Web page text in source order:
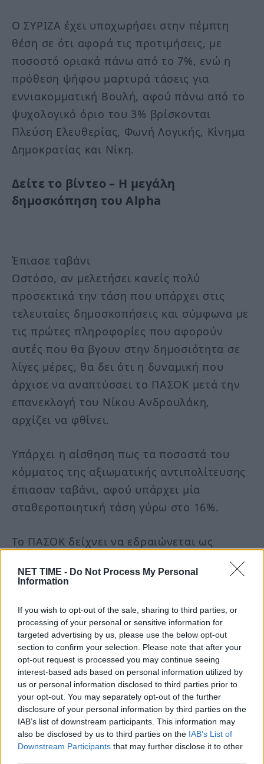
NET TIME - Do Not Process My Personal
Information
If you wish to opt-out of the sale, sharing to third parties, or
processing of your personal or sensitive information for
targeted advertising by us, please use the below opt-out
section to confirm your selection. Please note that after your
opt-out request is processed you may continue seeing
interest-based ads based on personal information utilized by
us or personal information disclosed to third parties prior to
your opt-out. You may separately opt-out of the further
disclosure of your personal information by third parties on the
IAB’s list of downstream participants. This information may
also be disclosed by us to third parties on the IAB’s List of
Downstream Participants that may further disclose it to other
Ο ΣΥΡΙΖΑ έχει υποχωρήσει στην πέμπτη
θέση σε ότι αφορά τις προτιμήσεις, με
ποσοστό οριακά πάνω από το 7%, ενώ η
πρόθεση ψήφου μαρτυρά τάσεις για
εννιακομματική Βουλή, αφού πάνω από το
ψυχολογικό όριο του 3% βρίσκονται
Πλεύση Ελευθερίας, Φωνή Λογικής, Κίνημα
Δημοκρατίας και Νίκη.
Δείτε το βίντεο – Η μεγάλη
δημοσκόπηση του Alpha
Έπιασε ταβάνι
Ωστόσο, αν μελετήσει κανείς πολύ
προσεκτικά την τάση που υπάρχει στις
τελευταίες δημοσκοπήσεις και σύμφωνα με
τις πρώτες πληροφορίες που αφορούν
αυτές που θα βγουν στην δημοσιότητα σε
λίγες μέρες, θα δει ότι η δυναμική που
άρχισε να αναπτύσσει το ΠΑΣΟΚ μετά την
επανεκλογή του Νίκου Ανδρουλάκη,
αρχίζει να φθίνει.
Υπάρχει η αίσθηση πως τα ποσοστά του
κόμματος της αξιωματικής αντιπολίτευσης
έπιασαν ταβάνι, αφού υπάρχει μία
σταθεροποιητική τάση γύρω στο 16%.
Το ΠΑΣΟΚ δείχνει να εδραιώνεται ως
ωστόσο προς το παρόν δεν δείχνει πως
Δεν απειλείται…
Η διαφορά από την Νέα Δημοκρατία
εξακολουθεί να βρίσκεται άνω των 8
ποσοστιαίων μονάδων, κάτι που σημαίνει
ότι προς το παρόν δεν φαίνεται να υπάρχει
κάποιο κόμμα που να κάνει τον Κυριάκο
Μητσοτάκη να αισθάνεται απειλή.